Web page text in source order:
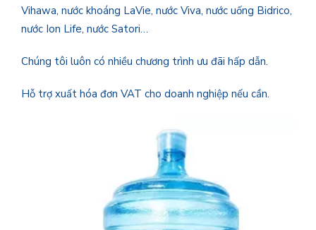
Vihawa, nước khoáng LaVie, nước Viva, nước uống Bidrico,
nước Ion Life, nước Satori…
Chúng tôi luôn có nhiều chương trình ưu đãi hấp dẫn.
Hỗ trợ xuất hóa đơn VAT cho doanh nghiệp nếu cần.